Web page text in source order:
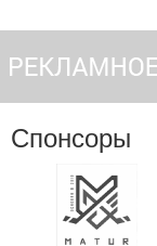
Спонсоры